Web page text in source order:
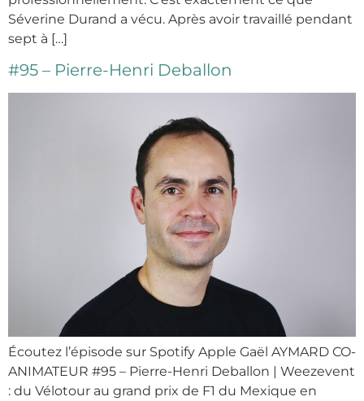
Séverine Durand a vécu. Après avoir travaillé pendant
sept à […]
#95 – Pierre-Henri Deballon
Écoutez l’épisode sur Spotify Apple Gaël AYMARD CO-
ANIMATEUR #95 – Pierre-Henri Deballon | Weezevent
: du Vélotour au grand prix de F1 du Mexique en